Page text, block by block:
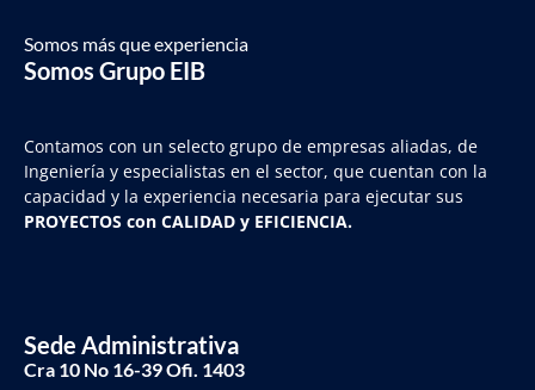
Somos más que experiencia
Somos Grupo EIB
Contamos con un selecto grupo de empresas aliadas, de
Ingeniería y especialistas en el sector, que cuentan con la
capacidad y la experiencia necesaria para ejecutar sus
PROYECTOS con CALIDAD y EFICIENCIA.
Sede Administrativa
Cra 10 No 16-39 Ofi. 1403